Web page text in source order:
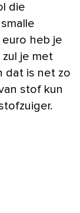
die
heb je
je met
dat is net zo
stof kun